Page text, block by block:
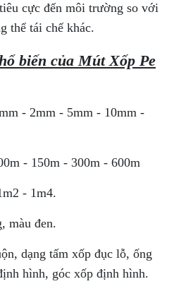
cực đến môi trường so với
thể tái chế khác.
biến của Mút Xốp Pe
- 2mm - 5mm - 10mm -
- 150m - 300m - 600m
- 1m4.
màu đen.
dạng tấm xốp đục lỗ, ống
hình, góc xốp định hình.